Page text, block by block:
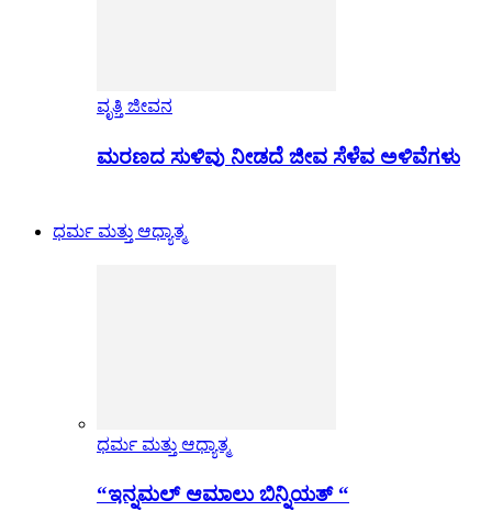
ವೃತ್ತಿ ಜೀವನ
ಮರಣದ ಸುಳಿವು ನೀಡದೆ ಜೀವ ಸೆಳೆವ ಅಳಿವೆಗಳು
ಧರ್ಮ ಮತ್ತು ಆಧ್ಯಾತ್ಮ
ಧರ್ಮ ಮತ್ತು ಆಧ್ಯಾತ್ಮ
“ಇನ್ನಮಲ್ ಆಮಾಲು ಬಿನ್ನಿಯತ್ “